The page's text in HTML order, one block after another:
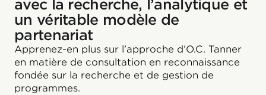
avec la recherche, l’analytique et
un véritable modèle de
partenariat
Apprenez-en plus sur l’approche d’O.C. Tanner
en matière de consultation en reconnaissance
fondée sur la recherche et de gestion de
programmes.